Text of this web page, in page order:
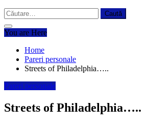
Caută
după:
You are Here
Home
Pareri personale
Streets of Philadelphia…..
Pareri personale
Streets of Philadelphia…..